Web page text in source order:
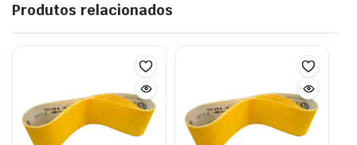
Produtos relacionados